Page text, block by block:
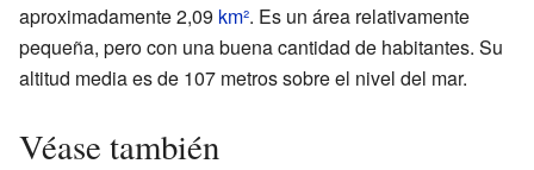
aproximadamente 2,09 km². Es un área relativamente
pequeña, pero con una buena cantidad de habitantes. Su
altitud media es de 107 metros sobre el nivel del mar.
Véase también